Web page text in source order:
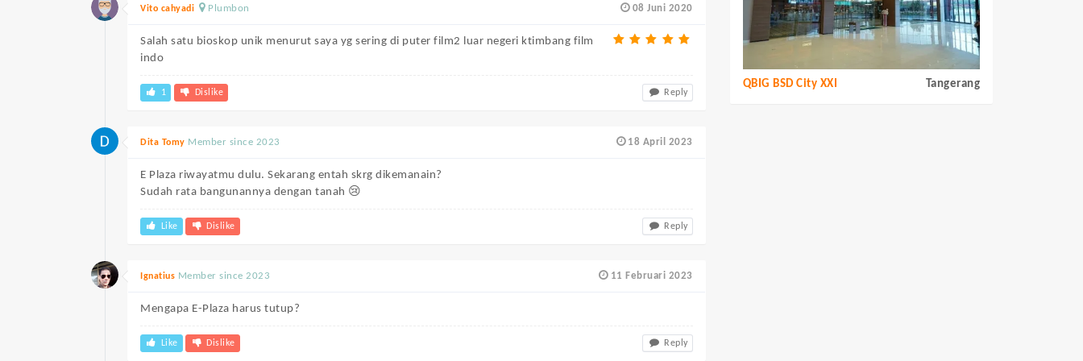
08 Juni 2020
Vito cahyadi Plumbon
Salah satu bioskop unik menurut saya yg sering di puter film2 luar negeri ktimbang film
indo
1 Dislike Reply
18 April 2023
Dita Tomy Member since 2023
E Plaza riwayatmu dulu. Sekarang entah skrg dikemanain?
Sudah rata bangunannya dengan tanah 😢
Like Dislike Reply
11 Februari 2023
Ignatius Member since 2023
Mengapa E-Plaza harus tutup?
Like Dislike Reply
QBIG BSD City XXI Tangerang